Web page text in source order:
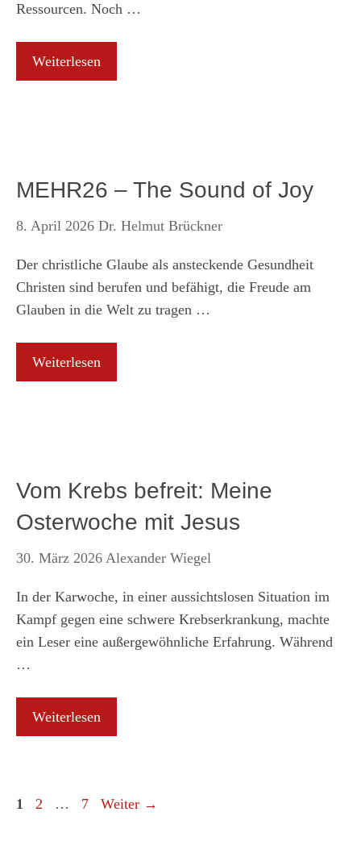
Ressourcen. Noch …
Weiterlesen
MEHR26 – The Sound of Joy
8. April 2026 Dr. Helmut Brückner
Der christliche Glaube als ansteckende Gesundheit
Christen sind berufen und befähigt, die Freude am
Glauben in die Welt zu tragen …
Weiterlesen
Vom Krebs befreit: Meine
Osterwoche mit Jesus
30. März 2026 Alexander Wiegel
In der Karwoche, in einer aussichtslosen Situation im
Kampf gegen eine schwere Krebserkrankung, machte
ein Leser eine außergewöhnliche Erfahrung. Während
…
Weiterlesen
Seite
1 Seite
2 … Seite
7 Weiter →